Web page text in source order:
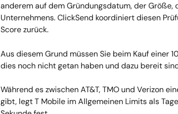
anderem auf dem Gründungsdatum, der Größe,
Unternehmens. ClickSend koordiniert diesen
Score zurück.
Aus diesem Grund müssen Sie beim Kauf einer
dies noch nicht getan haben und dazu bereit
Während es zwischen AT&T, TMO und Verizon
gibt, legt T Mobile im Allgemeinen Limits als